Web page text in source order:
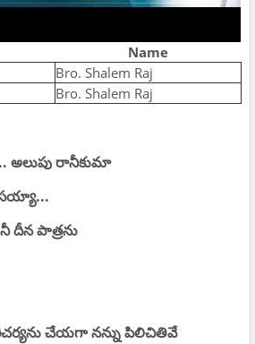
Name
Bro. Shalem Raj
Bro. Shalem Raj
అలుపు రానీకుమా
దీన పాత్రను
చేయగా నన్ను పిలిచితివే